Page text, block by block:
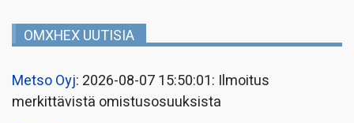
OMXHEX UUTISIA
Metso Oyj: 2026-08-07 15:50:01: Ilmoitus
merkittävistä omistusosuuksista